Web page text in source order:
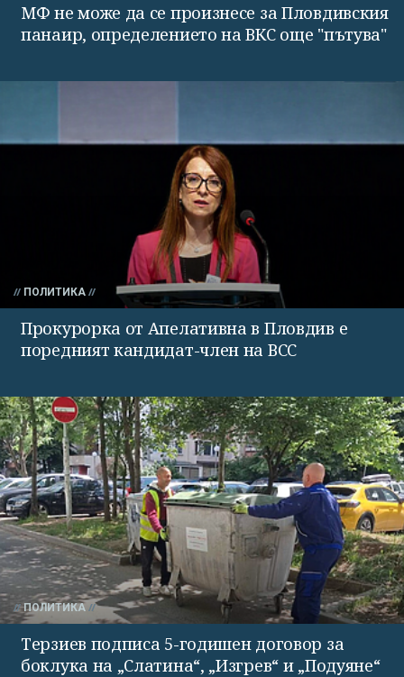
МФ не може да се произнесе за Пловдивския
панаир, определението на ВКС още "пътува"
ПОЛИТИКА
Прокурорка от Апелативна в Пловдив е
поредният кандидат-член на ВСС
ПОЛИТИКА
Терзиев подписа 5-годишен договор за
боклука на „Слатина“, „Изгрев“ и „Подуяне“